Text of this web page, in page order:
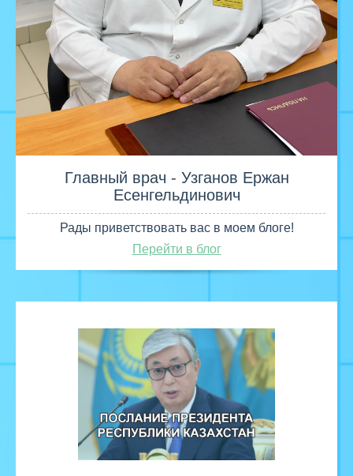
Главный врач - Узганов Ержан
Есенгельдинович
Рады приветствовать вас в моем блоге!
Перейти в блог